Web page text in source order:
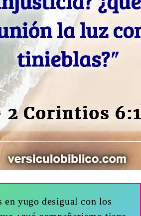
en yugo desigual con los